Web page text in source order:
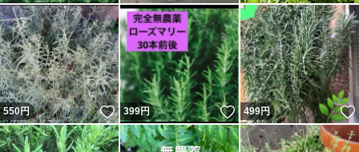
箱は、苗を守るために、
有料箱にしています。
■鮮度や、苗のことが気になる方は、
必ず、ゆうパックに変更下さい。
550円 いいね！
399円 いいね！
499円